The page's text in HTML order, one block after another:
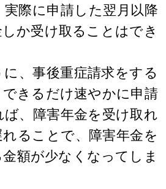
際に申請した翌月以降
か受け取ることはでき
、事後重症請求をする
きるだけ速やかに申請
、障害年金を受け取れ
ることで、障害年金を
額が少なくなってしま